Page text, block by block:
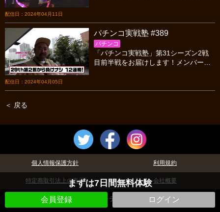
まずは7日間無料体験
会員登録 ログイン
配信日：2024年04月11日
配信日：2024年04月05日
パチンコ実戦塾 #389
パチンコ
「パチンコ実戦塾」第31シーズン2戦
目前半戦をお届けします！メンバー４
きるのか?お楽しみに！
＜ 戻る
個人情報保護方針 利用規約
特定商取引法上の表示 会社概要
©パチテレ！